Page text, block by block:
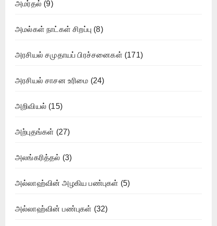
அமர்தல் (9)
அமல்கள் நாட்கள் சிறப்பு (8)
அரசியல் சமுதாயப் பிரச்சனைகள் (171)
அரசியல் சாசன உரிமை (24)
அறிவியல் (15)
அற்புதங்கள் (27)
அலங்கரித்தல் (3)
அல்லாஹ்வின் அழகிய பண்புகள் (5)
அல்லாஹ்வின் பண்புகள் (32)